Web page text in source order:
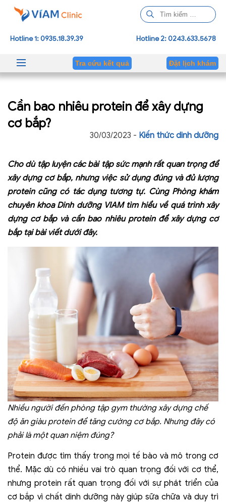
ì
m
h
Hotline 1: 0935.18.39.39 Hotline 2: 0243.633.5678
Tra cứu kết quả Đặt lịch khám
Cần bao nhiêu protein để xây dựng
cơ bắp?
30/03/2023 - Kiến thức dinh dưỡng
Cho dù tập luyện các bài tập sức mạnh rất quan trọng để
xây dựng cơ bắp, nhưng việc sử dụng đúng và đủ lượng
protein cũng có tác dụng tương tự. Cùng Phòng khám
chuyên khoa Dinh dưỡng VIAM tìm hiểu về quá trình xây
dựng cơ bắp và cần bao nhiêu protein để xây dựng cơ
bắp tại bài viết dưới đây.
Nhiều người đến phòng tập gym thường xây dựng chế
độ ăn giàu protein để tăng cường cơ bắp. Nhưng đây có
phải là một quan niệm đúng?
Protein được tìm thấy trong mọi tế bào và mô trong cơ
thể. Mặc dù có nhiều vai trò quan trọng đối với cơ thể,
nhưng protein rất quan trọng đối với sự phát triển của
cơ bắp vì chất dinh dưỡng này giúp sữa chữa và duy trì